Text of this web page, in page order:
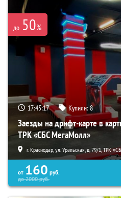
до 50%
17:45:15 Купили:8
Заезды на дрифт-карте в
ТРК «СБС МегаМолл»
г. Краснодар, ул. Уральская, д. 79/1, ТРК
от 160 руб.
до2000руб.